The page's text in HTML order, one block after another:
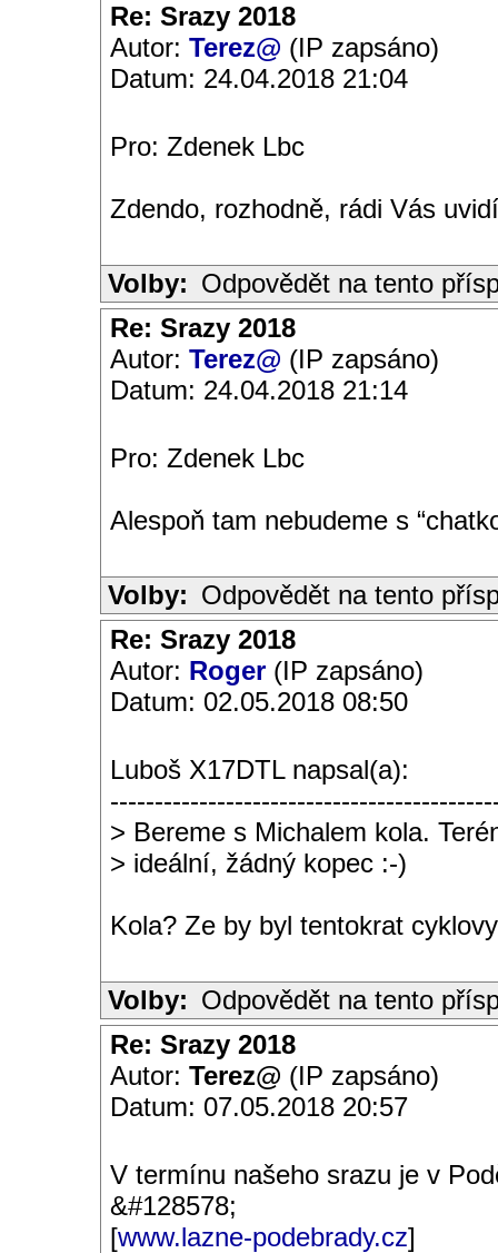
Re: Srazy 2018
Autor: Terez@ (IP zapsáno)
Datum: 24.04.2018 21:04
Pro: Zdenek Lbc
Zdendo, rozhodně, rádi Vás
Volby: Odpovědět na tento
Re: Srazy 2018
Autor: Terez@ (IP zapsáno)
Datum: 24.04.2018 21:14
Pro: Zdenek Lbc
Alespoň tam nebudeme s
Volby: Odpovědět na tento
Re: Srazy 2018
Autor: Roger (IP zapsáno)
Datum: 02.05.2018 08:50
Luboš X17DTL napsal(a):
> Bereme s Michalem kola.
> ideální, žádný kopec :-)
Kola? Ze by byl tentokrat
Volby: Odpovědět na tento
Re: Srazy 2018
Autor: Terez@ (IP zapsáno)
Datum: 07.05.2018 20:57
V termínu našeho srazu je v
&#128578;
[www.lazne-podebrady.cz]